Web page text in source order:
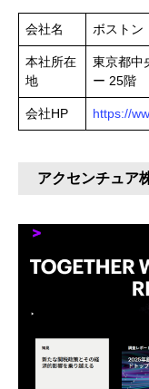
会社名 ボストン
本社所在
地
東京都中
ー 25階
会社HP https://
アクセンチュア